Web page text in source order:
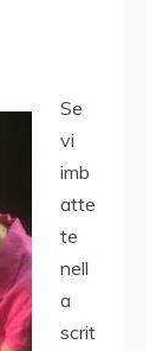
Se
vi
imb
atte
te
nell
a
scrit